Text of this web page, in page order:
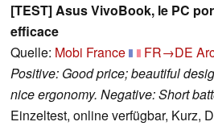
[TEST] Asus VivoBook, le PC
efficace
Quelle: Mobi France FR→DE
Positive: Good price; beautiful
nice ergonomy. Negative: Short
Einzeltest, online verfügbar, Kurz,